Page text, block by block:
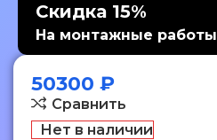
Скидка 15%
На монтажные работы
50300 ₽
Сравнить
Нет в наличии